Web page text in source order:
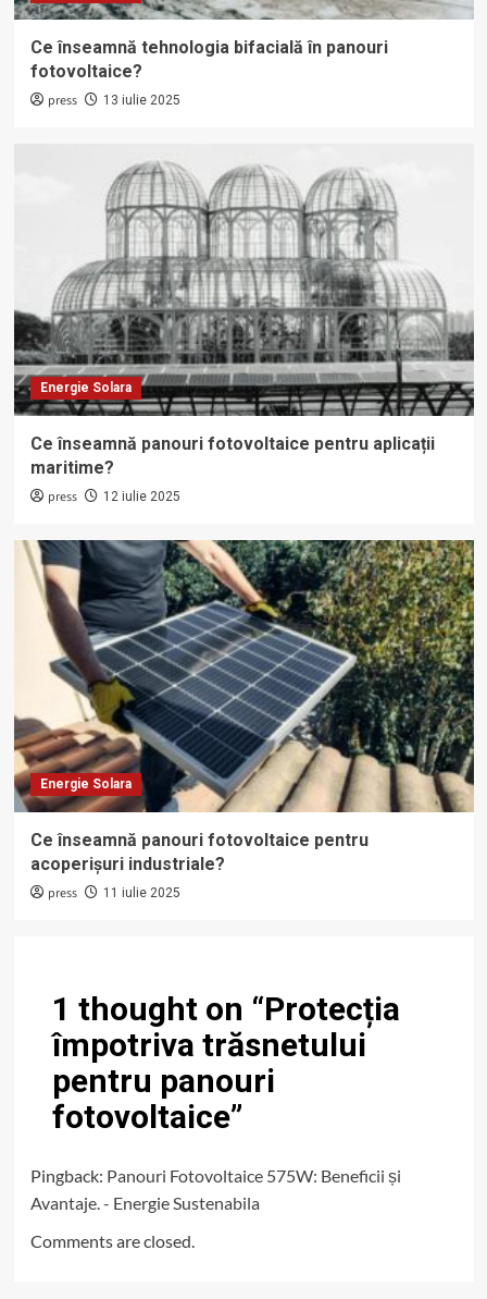
Ce înseamnă tehnologia bifacială în panouri
fotovoltaice?
press 13 iulie 2025
Energie Solara
Ce înseamnă panouri fotovoltaice pentru aplicații
maritime?
press 12 iulie 2025
Energie Solara
Ce înseamnă panouri fotovoltaice pentru
acoperișuri industriale?
press 11 iulie 2025
1 thought on “Protecția
împotriva trăsnetului
pentru panouri
fotovoltaice”
Pingback: Panouri Fotovoltaice 575W: Beneficii și
Avantaje. - Energie Sustenabila
Comments are closed.